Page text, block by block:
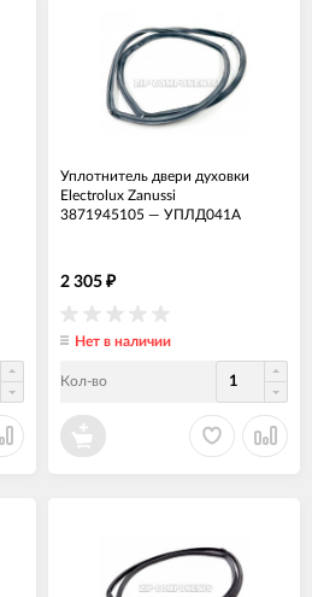
Уплотнитель двери духовки
Electrolux Zanussi
3871945105 — УПЛД041А
2 305 ₽
Нет в наличии
Кол-во